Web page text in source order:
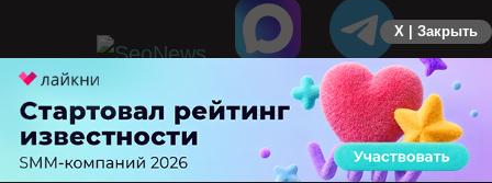
X | Закрыть
ПЕРЕЙТИ НА ПОЛНУЮ ВЕРСИЮ
© SEOnews.ru Все права защищены. 2026